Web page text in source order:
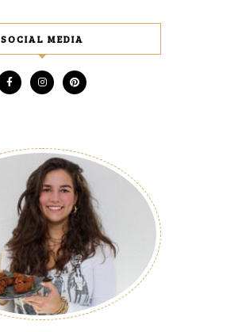
SOCIAL MEDIA